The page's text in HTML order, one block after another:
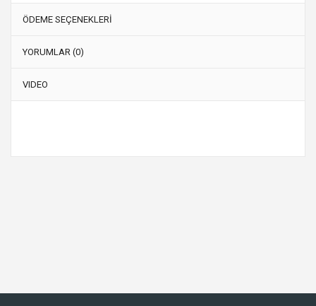
ÖDEME SEÇENEKLERİ
YORUMLAR (0)
VIDEO